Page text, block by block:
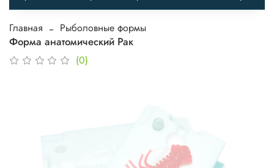
Главная Рыболовные формы
Форма анатомический Рак
(0)